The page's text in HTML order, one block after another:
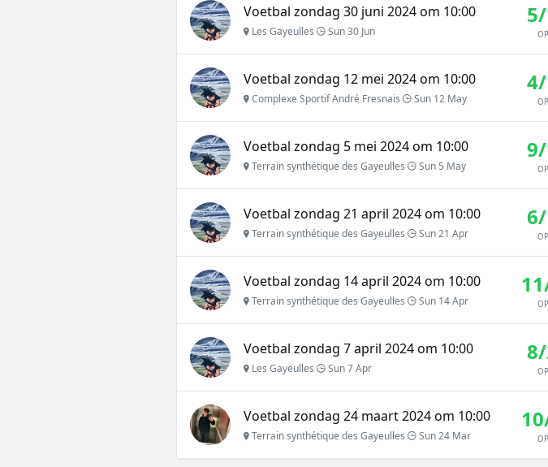
Voetbal zondag 30 juni 2024 om 10:00
Les Gayeulles Sun 30 Jun
Voetbal zondag 12 mei 2024 om 10:00
Complexe Sportif André Fresnais Sun 12 May
Voetbal zondag 5 mei 2024 om 10:00
Terrain synthétique des Gayeulles Sun 5 May
Voetbal zondag 21 april 2024 om 10:00
Terrain synthétique des Gayeulles Sun 21 Apr
Voetbal zondag 14 april 2024 om 10:00
Terrain synthétique des Gayeulles Sun 14 Apr
Voetbal zondag 7 april 2024 om 10:00
Les Gayeulles Sun 7 Apr
Voetbal zondag 24 maart 2024 om 10:00
Terrain synthétique des Gayeulles Sun 24 Mar